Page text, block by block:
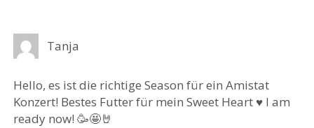
Tanja
Hello, es ist die richtige Season für ein Amistat
Konzert! Bestes Futter für mein Sweet Heart ♥️ I am
ready now! 🥳🤩🤘